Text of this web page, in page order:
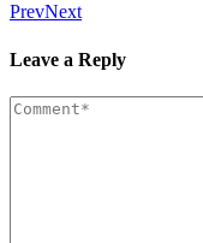
PrevNext
Leave a Reply